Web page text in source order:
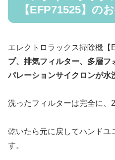
【EFP71525】の
エレクトロラックス掃除機【
プ、排気フィルター、多層フ
パレーションサイクロンが水
洗ったフィルターは完全に、
乾いたら元に戻してハンドユ
す。